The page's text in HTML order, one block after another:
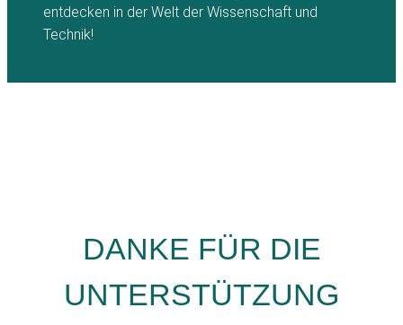
entdecken in der Welt der Wissenschaft und
Technik!
DANKE FÜR DIE
UNTERSTÜTZUNG